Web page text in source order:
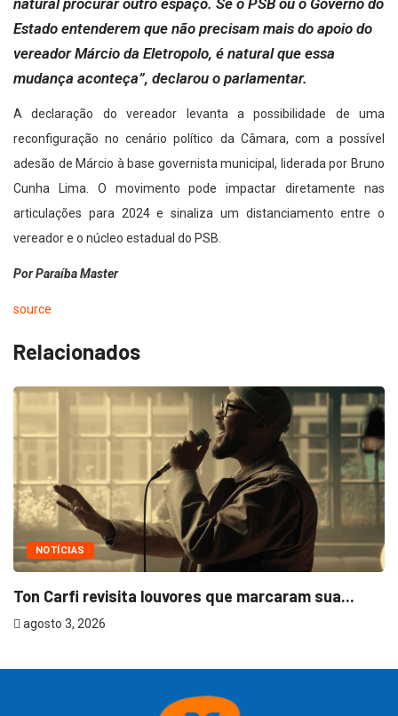
natural procurar outro espaço. Se o PSB ou o Governo do
Estado entenderem que não precisam mais do apoio do
vereador Márcio da Eletropolo, é natural que essa
mudança aconteça”, declarou o parlamentar.
A declaração do vereador levanta a possibilidade de uma
reconfiguração no cenário político da Câmara, com a possível
adesão de Márcio à base governista municipal, liderada por Bruno
Cunha Lima. O movimento pode impactar diretamente nas
articulações para 2024 e sinaliza um distanciamento entre o
vereador e o núcleo estadual do PSB.
Por Paraíba Master
source
Relacionados
NOTÍCIAS
Ton Carfi revisita louvores que marcaram sua...
agosto 3, 2026